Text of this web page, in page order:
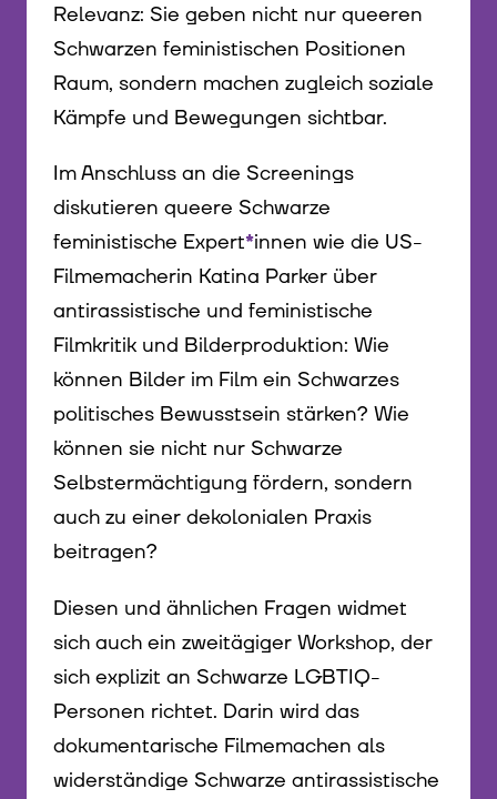
Relevanz: Sie geben nicht nur queeren
Schwarzen feministischen Positionen
Raum, sondern machen zugleich soziale
Kämpfe und Bewegungen sichtbar.
Im Anschluss an die Screenings
diskutieren queere Schwarze
feministische Expert*innen Innen
wie die US-
Filmemacherin Katina Parker über
antirassistische und feministische
Filmkritik und Bilderproduktion: Wie
können Bilder im Film ein Schwarzes
politisches Bewusstsein stärken? Wie
können sie nicht nur Schwarze
Selbstermächtigung fördern, sondern
auch zu einer dekolonialen Praxis
beitragen?
Diesen und ähnlichen Fragen widmet
sich auch ein zweitägiger Workshop, der
sich explizit an Schwarze LGBTIQ-
Personen richtet. Darin wird das
dokumentarische Filmemachen als
widerständige Schwarze antirassistische